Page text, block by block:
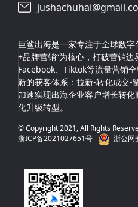
巨鲨出海是一家专注于全球数
+品牌营销“为核心，打破营销边
Facebook、Tiktok等流量营销
新的获客体系：拉新-转化成交-
加速实现出海企业客户增长转
化升级转型。
© Copyright 2021, All Rights
浙ICP备2021027651号
浙公网